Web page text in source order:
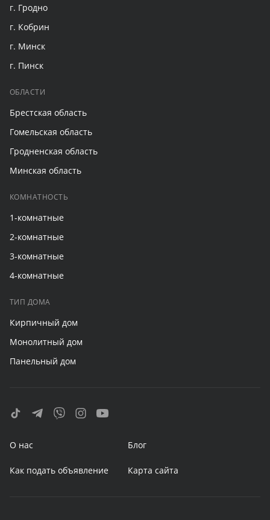
г. Гродно
г. Кобрин
г. Минск
г. Пинск
ОБЛАСТИ
Брестская область
Гомельская область
Гродненская область
Минская область
КОМНАТНОСТЬ
1-комнатные
2-комнатные
3-комнатные
4-комнатные
ТИП ДОМА
Кирпичный дом
Монолитный дом
Панельный дом
О нас Блог
Как подать объявление Карта сайта